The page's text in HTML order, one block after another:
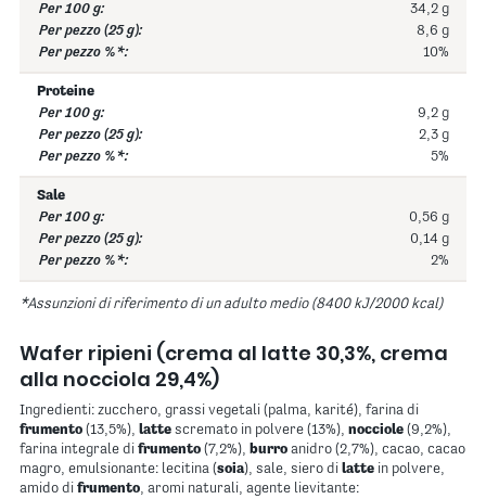
34,2 g
8,6 g
10%
Proteine
9,2 g
2,3 g
5%
Sale
0,56 g
0,14 g
2%
*Assunzioni di riferimento di un adulto medio (8400 kJ/2000 kcal)
Wafer ripieni (crema al latte 30,3%, crema
alla nocciola 29,4%)
Ingredienti: zucchero, grassi vegetali (palma, karité), farina di
frumento (13,5%), latte scremato in polvere (13%), nocciole (9,2%),
farina integrale di frumento (7,2%), burro anidro (2,7%), cacao, cacao
magro, emulsionante: lecitina (soia), sale, siero di latte in polvere,
amido di frumento, aromi naturali, agente lievitante: